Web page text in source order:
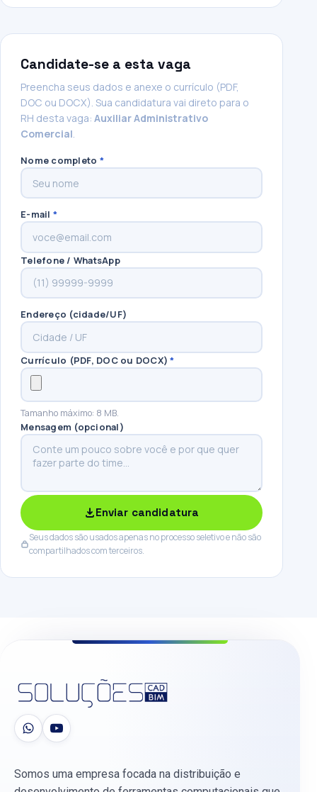
Candidate-se a esta vaga
Preencha seus dados e anexe o currículo (PDF,
DOC ou DOCX). Sua candidatura vai direto para o
RH desta vaga: Auxiliar Administrativo
Comercial.
Nome completo *
E-mail *
Telefone / WhatsApp
Endereço (cidade/UF)
Currículo (PDF, DOC ou DOCX)*
Tamanho máximo: 8 MB.
Mensagem (opcional)
Enviar candidatura
Seus dados são usados apenas no processo seletivo e não são
compartilhados com terceiros.
Somos uma empresa focada na distribuição e